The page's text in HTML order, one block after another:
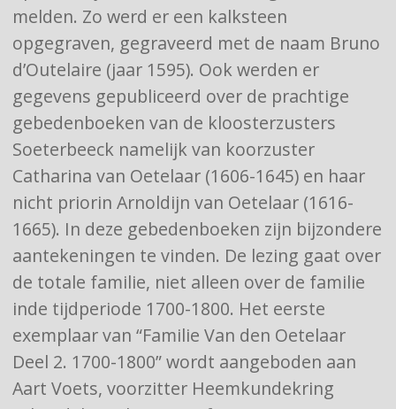
melden. Zo werd er een kalksteen
opgegraven, gegraveerd met de naam Bruno
d’Outelaire (jaar 1595). Ook werden er
gegevens gepubliceerd over de prachtige
gebedenboeken van de kloosterzusters
Soeterbeeck namelijk van koorzuster
Catharina van Oetelaar (1606-1645) en haar
nicht priorin Arnoldijn van Oetelaar (1616-
1665). In deze gebedenboeken zijn bijzondere
aantekeningen te vinden. De lezing gaat over
de totale familie, niet alleen over de familie
inde tijdperiode 1700-1800. Het eerste
exemplaar van “Familie Van den Oetelaar
Deel 2. 1700-1800” wordt aangeboden aan
Aart Voets, voorzitter Heemkundekring